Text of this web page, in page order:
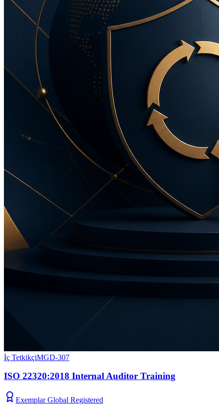
İç TetkikçiMGD-307
ISO 22320:2018 Internal Auditor Training
Exemplar Global Registered